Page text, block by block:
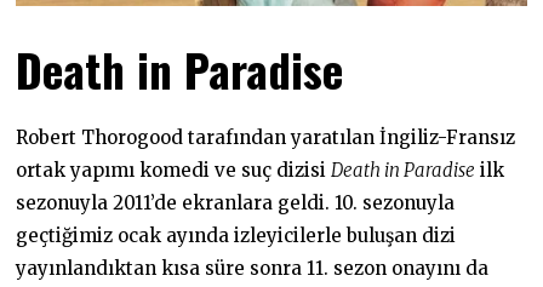
Death in Paradise
Robert Thorogood tarafından yaratılan İngiliz-Fransız
ortak yapımı komedi ve suç dizisi Death in Paradise ilk
sezonuyla 2011’de ekranlara geldi. 10. sezonuyla
geçtiğimiz ocak ayında izleyicilerle buluşan dizi
yayınlandıktan kısa süre sonra 11. sezon onayını da